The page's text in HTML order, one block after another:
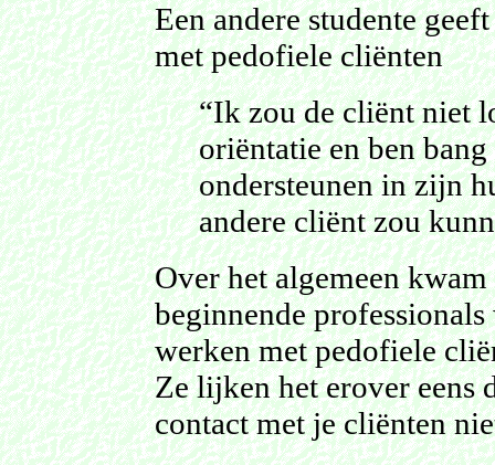
Een andere studente
met pedofiele cliënten
“Ik zou de cliënt niet
oriëntatie en ben
ondersteunen in zijn
andere cliënt zou
Over het algemeen
beginnende
werken met pedofiele
Ze lijken het erover eens
contact met je cliënten